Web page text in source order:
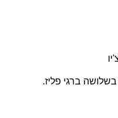
ברגי פליז.